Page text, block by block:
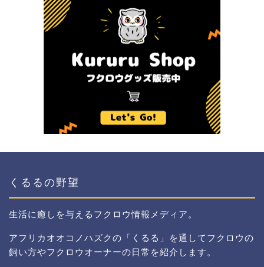
くるるの野望
生活に癒しを与えるフクロウ情報メディア。
アフリカオオコノハズクの「くるる」を通してフクロウの
飼い方やフクロウオーナーの日常を紹介します。